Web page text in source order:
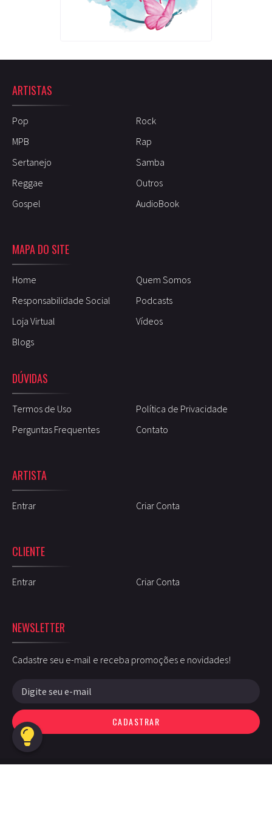
ARTISTAS
Pop
Rock
MPB
Rap
Sertanejo
Samba
Reggae
Outros
Gospel
AudioBook
MAPA DO SITE
Home
Quem Somos
Responsabilidade Social
Podcasts
Loja Virtual
Vídeos
Blogs
DÚVIDAS
Termos de Uso
Política de Privacidade
Perguntas Frequentes
Contato
ARTISTA
Entrar Criar Conta
CLIENTE
Entrar Criar Conta
NEWSLETTER
Cadastre seu e-mail e receba promoções e novidades!
CADASTRAR